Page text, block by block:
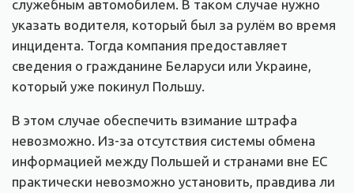
служебным автомобилем. В таком случае нужно
указать водителя, который был за рулём во время
инцидента. Тогда компания предоставляет
сведения о гражданине Беларуси или Украине,
который уже покинул Польшу.
В этом случае обеспечить взимание штрафа
невозможно. Из-за отсутствия системы обмена
информацией между Польшей и странами вне ЕС
практически невозможно установить, правдива ли